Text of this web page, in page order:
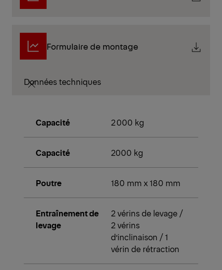
Formulaire de montage
Données techniques
Capacité 2 000 kg
Capacité 2000 kg
Poutre 180 mm x 180 mm
Entraînement de
levage
2 vérins de levage /
2 vérins
d’inclinaison / 1
vérin de rétraction